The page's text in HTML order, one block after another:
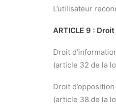
L’utilisateur
ARTICLE 9 :
Droit
(article 32 de la
Droit d’opposition
(article 38 de la